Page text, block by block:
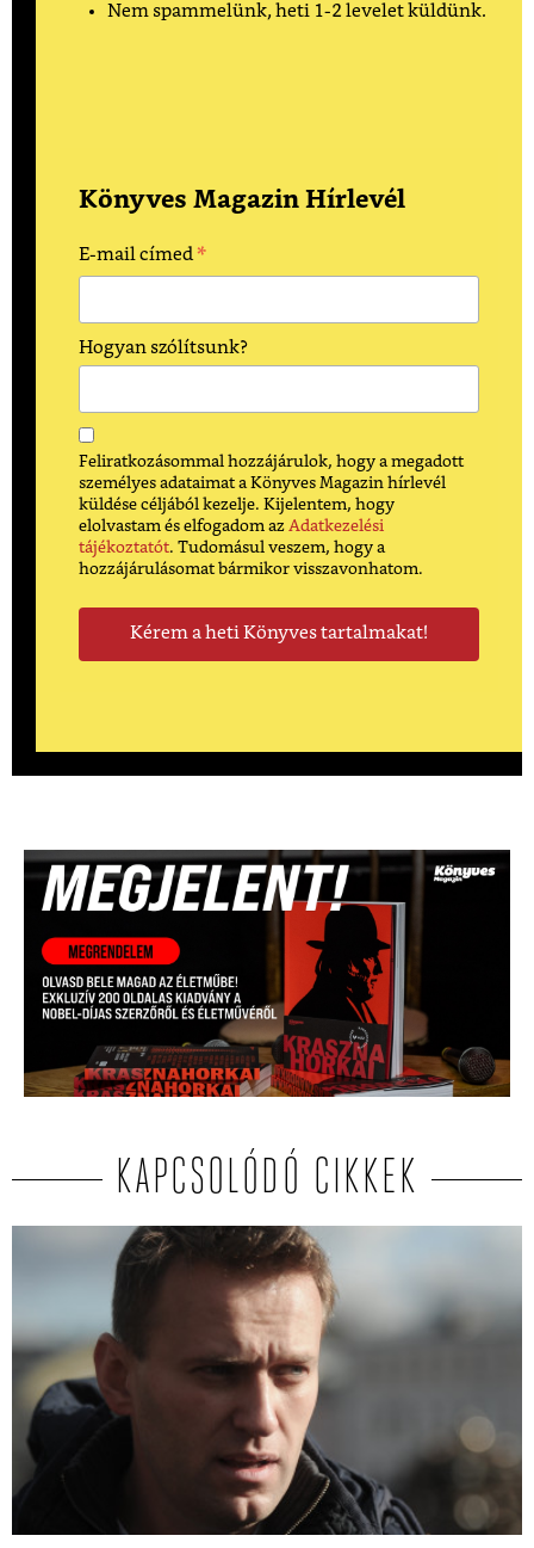
Nem spammelünk, heti 1-2 levelet küldünk.
Könyves Magazin Hírlevél
E-mail címed *
Hogyan szólítsunk?
Feliratkozásommal hozzájárulok, hogy a megadott
személyes adataimat a Könyves Magazin hírlevél
küldése céljából kezelje. Kijelentem, hogy
elolvastam és elfogadom az Adatkezelési
tájékoztatót. Tudomásul veszem, hogy a
hozzájárulásomat bármikor visszavonhatom.
KAPCSOLÓDÓ CIKKEK